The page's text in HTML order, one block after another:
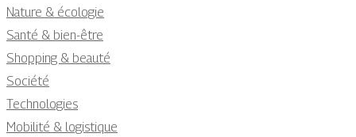
Nature & écologie
Santé & bien-être
Shopping & beauté
Société
Technologies
Mobilité & logistique